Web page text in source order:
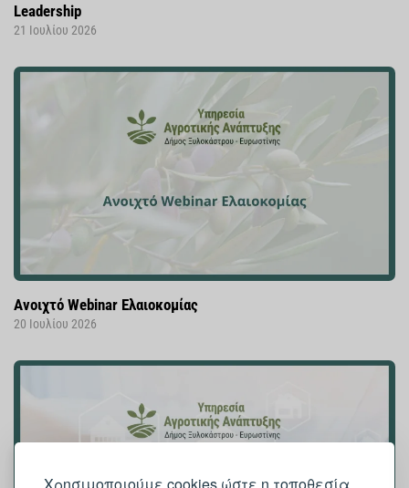
Leadership
21 Ιουλίου 2026
Ανοιχτό Webinar Ελαιοκομίας
20 Ιουλίου 2026